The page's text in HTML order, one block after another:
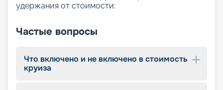
удержания от стоимости:
Частые вопросы
Что включено и не включено в стоимость
круиза